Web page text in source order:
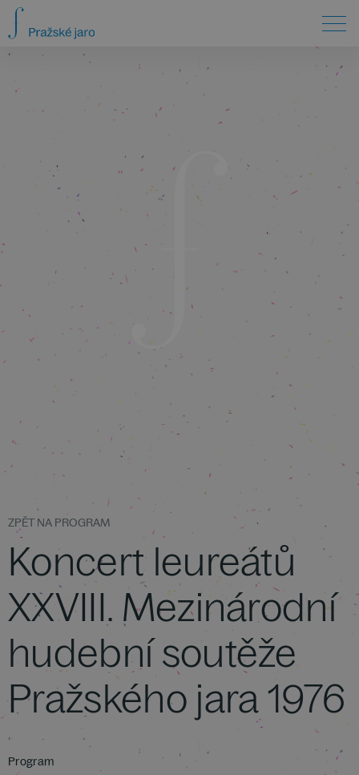
ZPĚT NA PROGRAM
Koncert leureátů
XXVIII. Mezinárodní
hudební soutěže
Pražského jara 1976
Program